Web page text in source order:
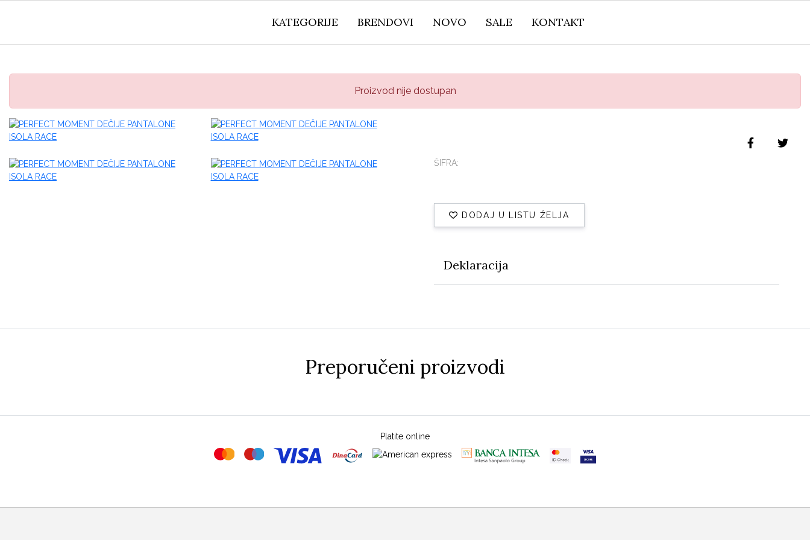
KATEGORIJE BRENDOVI NOVO SALE KONTAKT
Proizvod nije dostupan
ŠIFRA:
DODAJ U LISTU ŽELJA
Deklaracija
Preporučeni proizvodi
Platite online